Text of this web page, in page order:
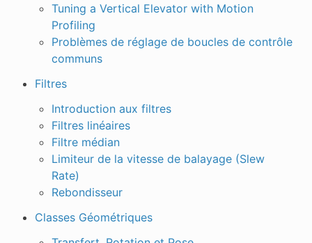
Tuning a Vertical Elevator with Motion
Profiling
Problèmes de réglage de boucles de contrôle
communs
Filtres
Introduction aux filtres
Filtres linéaires
Filtre médian
Limiteur de la vitesse de balayage (Slew
Rate)
Rebondisseur
Classes Géométriques